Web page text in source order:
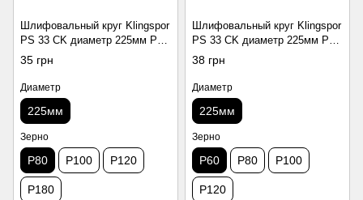
Шлифовальный круг Klingspor
PS 33 CK диаметр 225мм Р80
(10 отверстий)
35 грн
Диаметр
225мм
Зерно
P80 P100 P120
P180
Шлифовальный круг Klingspor
PS 33 CK диаметр 225мм Р60
(19 отверстий)
38 грн
Диаметр
225мм
Зерно
P60 P80 P100
P120